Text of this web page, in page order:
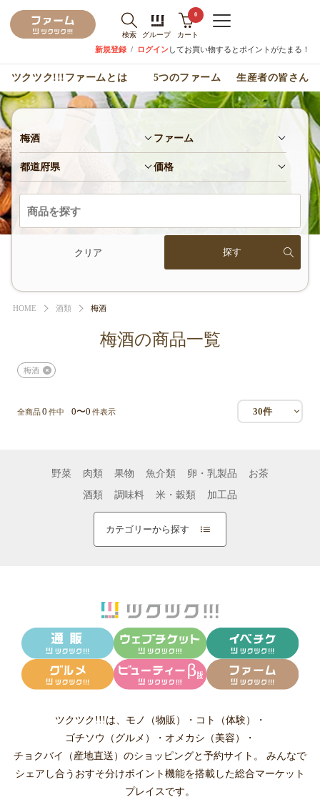
検索 グループ
0
カート
新規登録 / ログインしてお買い物するとポイントがたまる！
ツクツク!!!ファームとは 5つのファーム 生産者の皆さん
梅酒 ファーム
都道府県 価格
クリア
HOME 酒類 梅酒
梅酒の商品一覧
梅酒
全商品0 件中 0〜0 件表示 30件
野菜 肉類 果物 魚介類 卵・乳製品
お茶
酒類
調味料 米・穀類 加工品
カテゴリーから探す
ツクツク!!!は、 モノ（物販） ・ コト（体験）
・
ゴチソウ（グルメ）
・ オメカシ（美容）
・
チョクバイ（産地直送） のショッピングと予約サイト。
みんなで
シェアし合う おすそ分けポイント機能を搭載した総合マーケット
プレイスです。